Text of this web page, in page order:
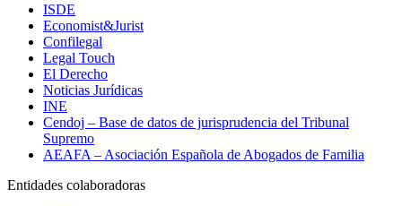
ISDE
Economist&Jurist
Confilegal
Legal Touch
El Derecho
Noticias Jurídicas
INE
Cendoj – Base de datos de jurisprudencia del Tribunal
Supremo
AEAFA – Asociación Española de Abogados de Familia
Entidades colaboradoras